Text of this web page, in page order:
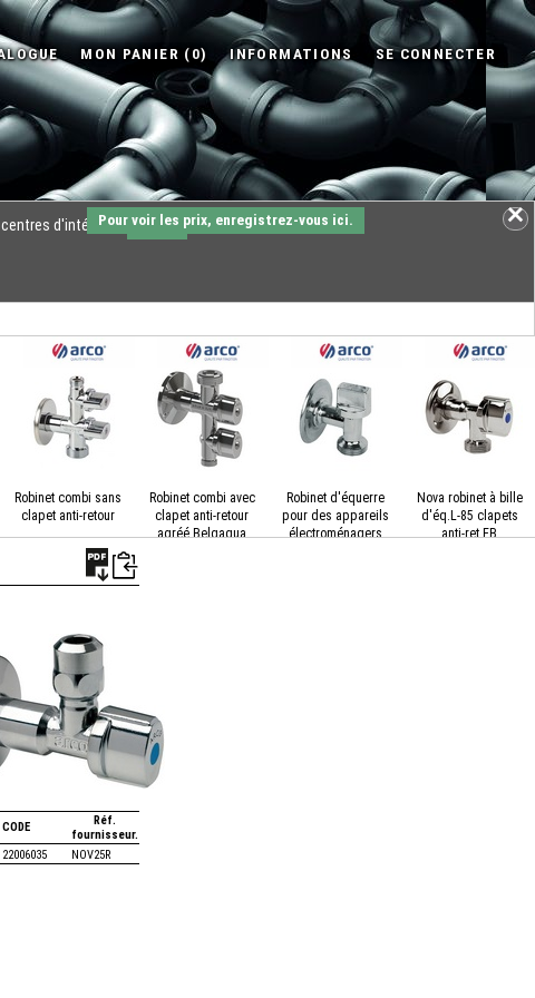
d'intérêts.
OK
Robinet combi sans
clapet anti-retour
Robinet combi avec
clapet anti-retour
agréé Belgaqua
Robinet d'équerre
pour des appareils
électroménagers
Nova robinet à bille
d'éq.L-85 clapets
anti-ret.EB
Pour voir les prix, enregistrez-vous ici.